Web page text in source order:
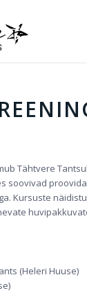
Tähtvere
soovivad
Kursuste
(Heleri Huuse)